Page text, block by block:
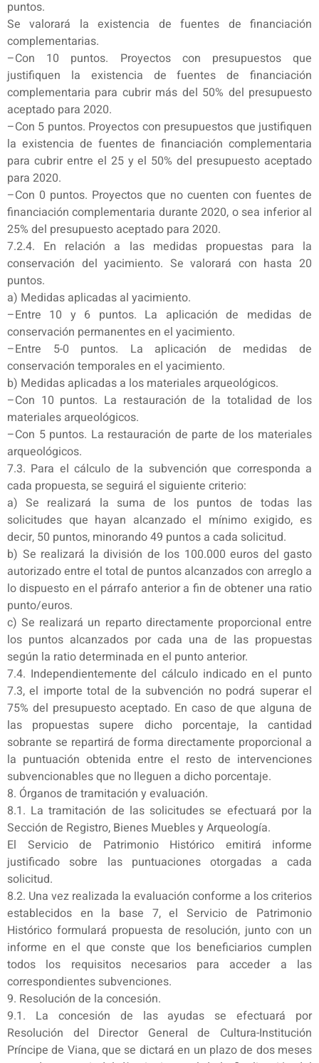
puntos.
Se valorará la existencia de fuentes de financiación
complementarias.
–Con 10 puntos. Proyectos con presupuestos que
justifiquen la existencia de fuentes de financiación
complementaria para cubrir más del 50% del presupuesto
aceptado para 2020.
–Con 5 puntos. Proyectos con presupuestos que justifiquen
la existencia de fuentes de financiación complementaria
para cubrir entre el 25 y el 50% del presupuesto aceptado
para 2020.
–Con 0 puntos. Proyectos que no cuenten con fuentes de
financiación complementaria durante 2020, o sea inferior al
25% del presupuesto aceptado para 2020.
7.2.4. En relación a las medidas propuestas para la
conservación del yacimiento. Se valorará con hasta 20
puntos.
a) Medidas aplicadas al yacimiento.
–Entre 10 y 6 puntos. La aplicación de medidas de
conservación permanentes en el yacimiento.
–Entre 5-0 puntos. La aplicación de medidas de
conservación temporales en el yacimiento.
b) Medidas aplicadas a los materiales arqueológicos.
–Con 10 puntos. La restauración de la totalidad de los
materiales arqueológicos.
–Con 5 puntos. La restauración de parte de los materiales
arqueológicos.
7.3. Para el cálculo de la subvención que corresponda a
cada propuesta, se seguirá el siguiente criterio:
a) Se realizará la suma de los puntos de todas las
solicitudes que hayan alcanzado el mínimo exigido, es
decir, 50 puntos, minorando 49 puntos a cada solicitud.
b) Se realizará la división de los 100.000 euros del gasto
autorizado entre el total de puntos alcanzados con arreglo a
lo dispuesto en el párrafo anterior a fin de obtener una ratio
punto/euros.
c) Se realizará un reparto directamente proporcional entre
los puntos alcanzados por cada una de las propuestas
según la ratio determinada en el punto anterior.
7.4. Independientemente del cálculo indicado en el punto
7.3, el importe total de la subvención no podrá superar el
75% del presupuesto aceptado. En caso de que alguna de
las propuestas supere dicho porcentaje, la cantidad
sobrante se repartirá de forma directamente proporcional a
la puntuación obtenida entre el resto de intervenciones
subvencionables que no lleguen a dicho porcentaje.
8. Órganos de tramitación y evaluación.
8.1. La tramitación de las solicitudes se efectuará por la
Sección de Registro, Bienes Muebles y Arqueología.
El Servicio de Patrimonio Histórico emitirá informe
justificado sobre las puntuaciones otorgadas a cada
solicitud.
8.2. Una vez realizada la evaluación conforme a los criterios
establecidos en la base 7, el Servicio de Patrimonio
Histórico formulará propuesta de resolución, junto con un
informe en el que conste que los beneficiarios cumplen
todos los requisitos necesarios para acceder a las
correspondientes subvenciones.
9. Resolución de la concesión.
9.1. La concesión de las ayudas se efectuará por
Resolución del Director General de Cultura-Institución
Príncipe de Viana, que se dictará en un plazo de dos meses